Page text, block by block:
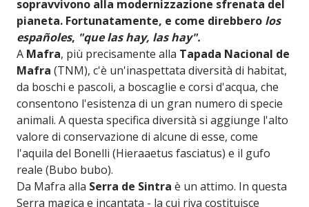
sopravvivono alla modernizzazione sfrenata del
pianeta. Fortunatamente, e come direbbero los
españoles, "que las hay, las hay".
A Mafra, più precisamente alla Tapada Nacional de
Mafra (TNM), c'è un'inaspettata diversità di habitat,
da boschi e pascoli, a boscaglie e corsi d'acqua, che
consentono l'esistenza di un gran numero di specie
animali. A questa specifica diversità si aggiunge l'alto
valore di conservazione di alcune di esse, come
l'aquila del Bonelli (Hieraaetus fasciatus) e il gufo
reale (Bubo bubo).
Da Mafra alla Serra de Sintra è un attimo. In questa
Serra magica e incantata - la cui riva costituisce